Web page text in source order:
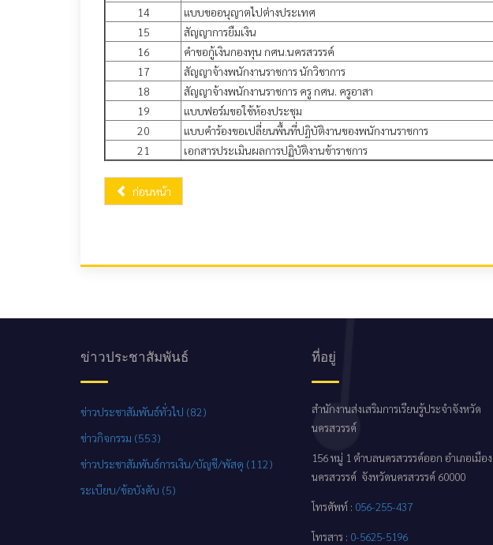
14
แบบขออนุญาตไปต่างประเทศ
15
สัญญาการยืมเงิน
16
คำขอกู้เงินกองทุน กศน.นครสวรรค์
17
สัญญาจ้างพนักงานราชการ นักวิชาการ
18
สัญญาจ้างพนักงานราชการ ครู กศน. ครูอาสา
19
แบบฟอร์มขอใช้ห้องประชุม
20
แบบคำร้องขอเปลี่ยนพื้นที่ปฏิบัติงานของพนักงานราชการ
21
เอกสารประเมินผลการปฏฺิบัติงานข้าราชการ
ก่อนหน้า
ข่าวประชาสัมพันธ์
ข่าวประชาสัมพันธ์ทั่วไป (82)
ข่าวกิจกรรม (553)
ข่าวประชาสัมพันธ์การเงิน/บัญชี/พัสดุ (112)
ระเบียบ/ข้อบังคับ (5)
ที่อยู่
สำนักงานส่งเสริมการเรียนรู้ประจำจังหวัด
นครสวรรค์
156 หมู่ 1 ตำบลนครสวรรค์ออก อำเภอเมือง
นครสวรรค์ จังหวัดนครสวรรค์ 60000
โทรศัพท์ : 056-255-437
โทรสาร : 0-5625-5196